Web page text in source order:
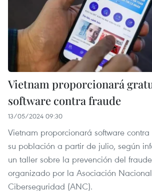
Vietnam proporcionará
software contra fraude
13/05/2024 09:30
Vietnam proporcionará software
su población a partir de julio, según
un taller sobre la prevención del
organizado por la Asociación
Ciberseguridad (ANC).